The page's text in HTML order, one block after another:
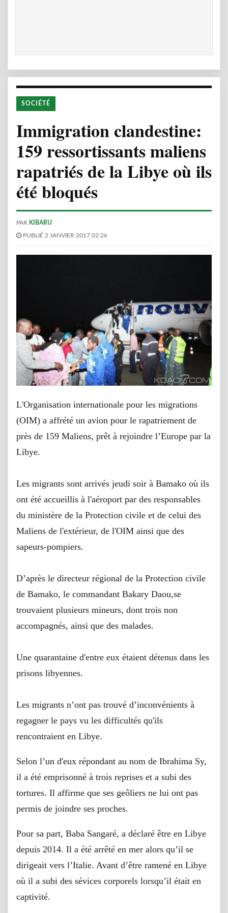
SOCIÉTÉ
Immigration clandestine:
159 ressortissants maliens
rapatriés de la Libye où ils
été bloqués
PAR KIBARU
PUBLIÉ 2 JANVIER 2017 02:26
L'Organisation internationale pour les migrations
(OIM) a affrété un avion pour le rapatriement de
près de 159 Maliens, prêt à rejoindre l’Europe par la
Libye.
Les migrants sont arrivés jeudi soir à Bamako où ils
ont été accueillis à l'aéroport par des responsables
du ministère de la Protection civile et de celui des
Maliens de l'extérieur, de l'OIM ainsi que des
sapeurs-pompiers.
D’après le directeur régional de la Protection civile
de Bamako, le commandant Bakary Daou,se
trouvaient plusieurs mineurs, dont trois non
accompagnés, ainsi que des malades.
Une quarantaine d'entre eux étaient détenus dans les
prisons libyennes.
Les migrants n’ont pas trouvé d’inconvénients à
regagner le pays vu les difficultés qu'ils
rencontraient en Libye.
Selon l’un d'eux répondant au nom de Ibrahima Sy,
il a été emprisonné à trois reprises et a subi des
tortures. Il affirme que ses geôliers ne lui ont pas
permis de joindre ses proches.
Pour sa part, Baba Sangaré, a déclaré être en Libye
depuis 2014. Il a été arrêté en mer alors qu’il se
dirigeait vers l’Italie. Avant d’être ramené en Libye
où il a subi des sévices corporels lorsqu’il était en
captivité.